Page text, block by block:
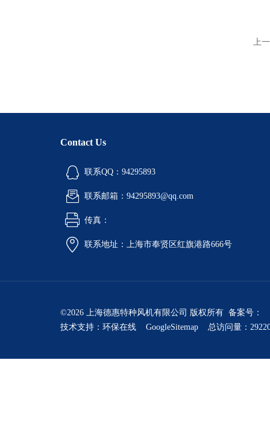
上
Contact Us
联系QQ：94295893
联系邮箱：94295893@qq.com
传真：
联系地址：上海市奉贤区红旗港路666号
©2026 上海德惠特种风机有限公司 版权所有 备案号：
技术支持： 环保在线 GoogleSitemap 总访问量：